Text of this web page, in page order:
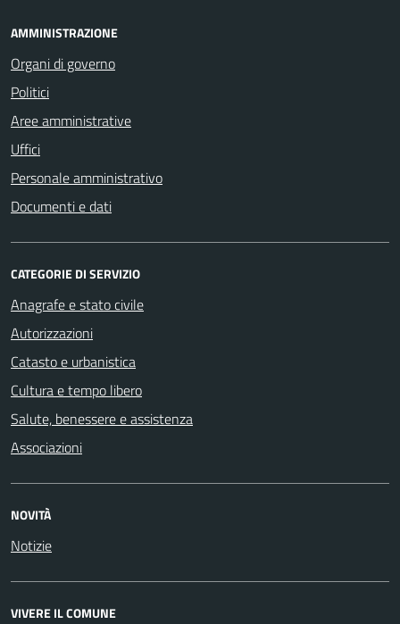
AMMINISTRAZIONE
Organi di governo
Politici
Aree amministrative
Uffici
Personale amministrativo
Documenti e dati
CATEGORIE DI SERVIZIO
Anagrafe e stato civile
Autorizzazioni
Catasto e urbanistica
Cultura e tempo libero
Salute, benessere e assistenza
Associazioni
NOVITÀ
Notizie
VIVERE IL COMUNE